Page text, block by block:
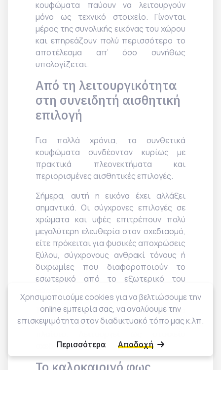
Χρησιμοποιούμε cookies για να βελτιώσουμε την
online εμπειρία σας, να αναλύουμε την
επισκεψιμότητα στον διαδικτυακό τόπο μας κ.λπ.
Περισσότερα Αποδοχή
κουφώματα παύουν να λειτουργούν
μόνο ως τεχνικό στοιχείο. Γίνονται
μέρος της συνολικής εικόνας του χώρου
και επηρεάζουν πολύ περισσότερο το
αποτέλεσμα απ’ όσο συνήθως
υπολογίζεται.
Από τη λειτουργικότητα
στη συνειδητή αισθητική
επιλογή
Για πολλά χρόνια, τα συνθετικά
κουφώματα συνδέονταν κυρίως με
πρακτικά πλεονεκτήματα και
περιορισμένες αισθητικές επιλογές.
Σήμερα, αυτή η εικόνα έχει αλλάξει
σημαντικά. Οι σύγχρονες επιλογές σε
χρώματα και υφές επιτρέπουν πολύ
μεγαλύτερη ελευθερία στον σχεδιασμό,
είτε πρόκειται για φυσικές αποχρώσεις
ξύλου, σύγχρονους ανθρακί τόνους ή
διχρωμίες που διαφοροποιούν το
εσωτερικό από το εξωτερικό του
Το αποτέλεσμα είναι ότι το κούφωμα
δεν λειτουργεί πλέον ως ουδέτερο
σχεδιασμού.
Το καλοκαιρινό φως